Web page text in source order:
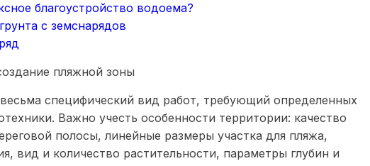
благоустройство водоема?
с земснарядов
специфический вид работ, требующий определенных
Важно учесть особенности территории: качество
полосы, линейные размеры участка для пляжа,
вид и количество растительности, параметры глубин и
Заказать обратный звонок
Оставить заявку